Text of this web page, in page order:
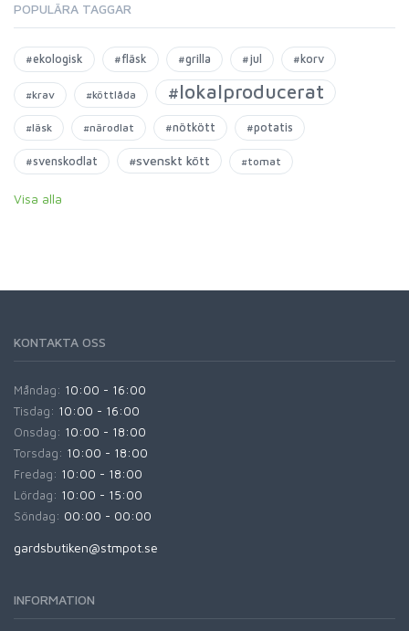
POPULÄRA TAGGAR
#ekologisk #fläsk #grilla #jul #korv
#krav #köttlåda #lokalproducerat
#läsk #närodlat #nötkött #potatis
#svenskodlat #svenskt kött #tomat
Visa alla
KONTAKTA OSS
Måndag: 10:00 - 16:00
Tisdag: 10:00 - 16:00
Onsdag: 10:00 - 18:00
Torsdag: 10:00 - 18:00
Fredag: 10:00 - 18:00
Lördag: 10:00 - 15:00
Söndag: 00:00 - 00:00
gardsbutiken@stmpot.se
INFORMATION